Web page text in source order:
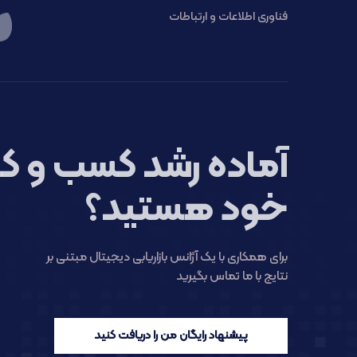
فناوری اطلاعات و ارتباطات
آماده رشد کسب و
خود هستید؟
برای همکاری با یک آژانس بازاریابی دیجیتال مبتنی بر
نتایج با ما تماس بگیرید
پیشنهاد رایگان من را دریافت کنید